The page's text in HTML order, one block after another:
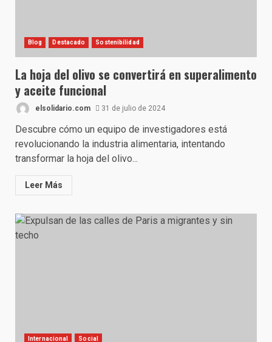
Blog Destacado Sostenibilidad
La hoja del olivo se convertirá en superalimento
y aceite funcional
elsolidario.com 31 de julio de 2024
Descubre cómo un equipo de investigadores está
revolucionando la industria alimentaria, intentando
transformar la hoja del olivo...
Leer Más
Internacional Social